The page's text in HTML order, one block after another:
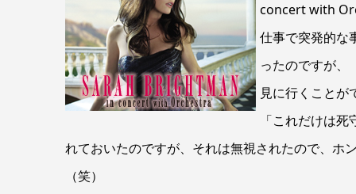
concert with
仕事で突発的な
ったのですが、
見に行くこと
「これだけは
れておいたのですが、それは無視されたので、ホ
（笑）